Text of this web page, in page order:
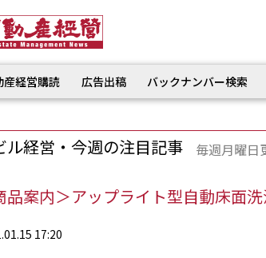
産経営購読 広告出稿 バックナンバー検索
ル経営・今週の注目記事 毎週月曜日
品案内＞アップライト型自動床面
17:20